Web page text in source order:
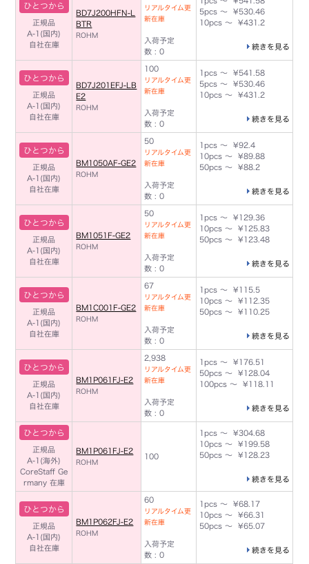
ひとつから
正規品
A-1(国内)
自社在庫
BD7J200HFN-L
BTR
ROHM
リアルタイム更
新在庫
入荷予定
数 : 0
5pcs ～ ¥530.46
10pcs ～ ¥431.2
続きを見る
ひとつから
正規品
A-1(国内)
自社在庫
BD7J201EFJ-LB
E2
ROHM
100
リアルタイム更
新在庫
入荷予定
数 : 0
1pcs ～ ¥541.58
5pcs ～ ¥530.46
10pcs ～ ¥431.2
続きを見る
ひとつから
正規品
A-1(国内)
自社在庫
BM1050AF-GE2
ROHM
50
リアルタイム更
新在庫
入荷予定
数 : 0
1pcs ～ ¥92.4
10pcs ～ ¥89.88
50pcs ～ ¥88.2
続きを見る
ひとつから
正規品
A-1(国内)
自社在庫
BM1051F-GE2
ROHM
50
リアルタイム更
新在庫
入荷予定
数 : 0
1pcs ～ ¥129.36
10pcs ～ ¥125.83
50pcs ～ ¥123.48
続きを見る
ひとつから
正規品
A-1(国内)
自社在庫
BM1C001F-GE2
ROHM
67
リアルタイム更
新在庫
入荷予定
数 : 0
1pcs ～ ¥115.5
10pcs ～ ¥112.35
50pcs ～ ¥110.25
続きを見る
ひとつから
正規品
A-1(国内)
自社在庫
BM1P061FJ-E2
ROHM
2,938
リアルタイム更
新在庫
入荷予定
数 : 0
1pcs ～ ¥176.51
50pcs ～ ¥128.04
100pcs ～ ¥118.11
続きを見る
ひとつから
正規品
A-1(海外)
CoreStaff Ge
rmany 在庫
BM1P061FJ-E2
ROHM
100
1pcs ～ ¥304.68
10pcs ～ ¥199.58
50pcs ～ ¥128.23
続きを見る
ひとつから
正規品
A-1(国内)
自社在庫
BM1P062FJ-E2
ROHM
60
リアルタイム更
新在庫
入荷予定
数 : 0
1pcs ～ ¥68.17
10pcs ～ ¥66.31
50pcs ～ ¥65.07
続きを見る